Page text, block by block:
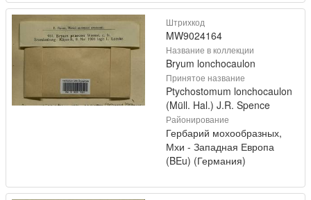
Штрихкод
MW9024164
Название в коллекции
Bryum lonchocaulon
Принятое название
Ptychostomum lonchocaulon
(Müll. Hal.) J.R. Spence
Районирование
Гербарий мохообразных,
Мхи - Западная Европа
(BEu) (Германия)